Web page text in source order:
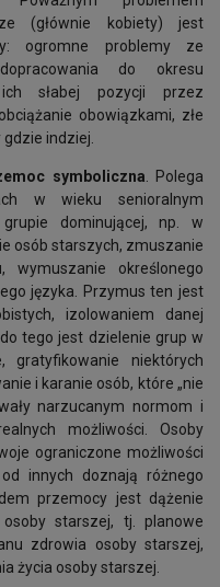
(głównie kobiety) jest
ogromne problemy ze
do okresu
ich słabej pozycji przez
obowiązkami, złe
indziej.
symboliczna . Polega
w wieku senioralnym
dominującej, np. w
osób starszych, zmuszanie
wymuszanie określonego
języka. Przymus ten jest
izolowaniem danej
tego jest dzielenie grup w
gratyfikowanie niektórych
i karanie osób, które „nie
narzucanym normom i
możliwości. Osoby
ograniczone możliwości
innych doznają różnego
przemocy jest dążenie
starszej, tj. planowe
zdrowia osoby starszej,
życia osoby starszej.